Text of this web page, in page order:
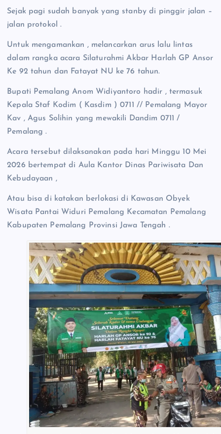
Sejak pagi sudah banyak yang stanby di pinggir jalan –
jalan protokol .
Untuk mengamankan , melancarkan arus lalu lintas
dalam rangka acara Silaturahmi Akbar Harlah GP Ansor
Ke 92 tahun dan Fatayat NU ke 76 tahun.
Bupati Pemalang Anom Widiyantoro hadir , termasuk
Kepala Staf Kodim ( Kasdim ) 0711 // Pemalang Mayor
Kav , Agus Solihin yang mewakili Dandim 0711 /
Pemalang .
Acara tersebut dilaksanakan pada hari Minggu 10 Mei
2026 bertempat di Aula Kantor Dinas Pariwisata Dan
Kebudayaan ,
Atau bisa di katakan berlokasi di Kawasan Obyek
Wisata Pantai Widuri Pemalang Kecamatan Pemalang
Kabupaten Pemalang Provinsi Jawa Tengah .